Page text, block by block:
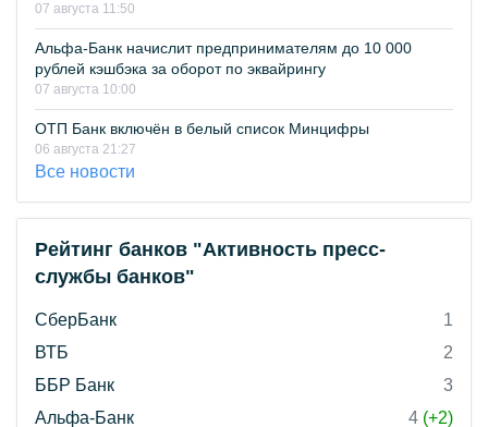
07 августа 11:50
Альфа-Банк начислит предпринимателям до 10 000
рублей кэшбэка за оборот по эквайрингу
07 августа 10:00
ОТП Банк включён в белый список Минцифры
06 августа 21:27
Все новости
Рейтинг банков "Активность пресс-
службы банков"
СберБанк
1
ВТБ
2
ББР Банк
3
Альфа-Банк
4 (+2)